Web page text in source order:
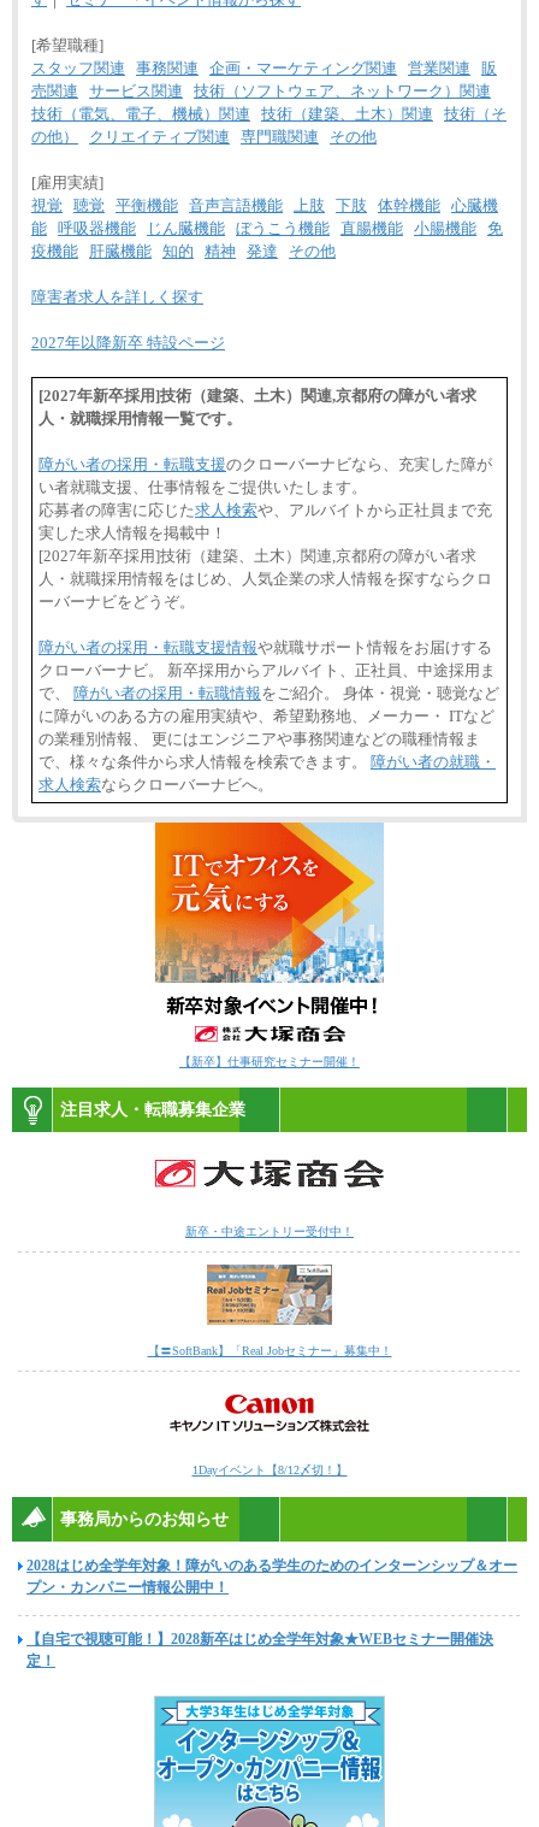
[希望職種]
スタッフ関連
事務関連 企画・マーケティング関連 営業関連
販
売関連
サービス関連
技術（ソフトウェア、ネットワーク）関連
技術（電気、電子、機械）関連
技術（建築、土木）関連
技術（そ
の他）
クリエイティブ関連 専門職関連 その他
[雇用実績]
視覚
聴覚 平衡機能 音声言語機能 上肢 下肢 体幹機能 心臓機
能 呼吸器機能 じん臓機能 ぼうこう機能 直腸機能 小腸機能 免
疫機能
肝臓機能 知的 精神 発達 その他
障害者求人を詳しく探す
2027年以降新卒 特設ページ
[2027年新卒採用]技術（建築、土木）関連,京都府の障がい者求
人・就職採用情報一覧です。
障がい者の採用・転職支援のクローバーナビなら、充実した障が
い者就職支援、仕事情報をご提供いたします。
応募者の障害に応じた求人検索や、アルバイトから正社員まで充
実した求人情報を掲載中！
[2027年新卒採用]技術（建築、土木）関連,京都府の障がい者求
人・就職採用情報をはじめ、人気企業の求人情報を探すならクロ
ーバーナビをどうぞ。
障がい者の採用・転職支援情報や就職サポート情報をお届けする
クローバーナビ。 新卒採用からアルバイト、正社員、中途採用ま
で、 障がい者の採用・転職情報をご紹介。 身体・視覚・聴覚など
に障がいのある方の雇用実績や、希望勤務地、メーカー・ ITなど
の業種別情報、 更にはエンジニアや事務関連などの職種情報ま
で、様々な条件から求人情報を検索できます。 障がい者の就職・
求人検索ならクローバーナビへ。
【新卒】仕事研究セミナー開催！
注目求人・転職募集企業
新卒・中途エントリー受付中！
【〓SoftBank】「Real Jobセミナー」募集中！
1Dayイベント【8/12〆切！】
事務局からのお知らせ
2028はじめ全学年対象！障がいのある学生のためのインターンシップ＆オー
プン・カンパニー情報公開中！
【自宅で視聴可能！】2028新卒はじめ全学年対象★WEBセミナー開催決
定！